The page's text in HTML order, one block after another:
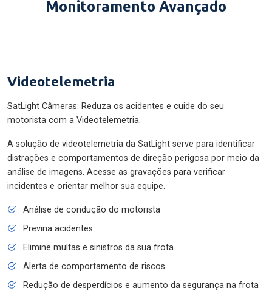
Monitoramento Avançado
Videotelemetria
SatLight Câmeras: Reduza os acidentes e cuide do seu
motorista com a Videotelemetria.
A solução de videotelemetria da SatLight serve para identificar
distrações e comportamentos de direção perigosa por meio da
análise de imagens. Acesse as gravações para verificar
incidentes e orientar melhor sua equipe.
Análise de condução do motorista
Previna acidentes
Elimine multas e sinistros da sua frota
Alerta de comportamento de riscos
Redução de desperdícios e aumento da segurança na frota